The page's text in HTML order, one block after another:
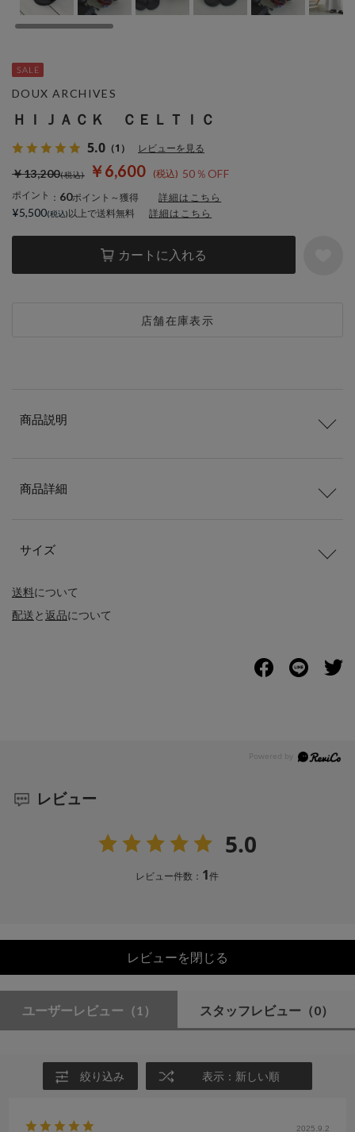
ＨＩＪＡＣＫ ＣＥＬＴＩＣ
5.0 （1） レビューを見る
￥6,600 50％OFF
￥13,200
ポイント ： 60ポイント～獲得 詳細はこちら
カートに入れる
店舗在庫表示
DOUX ARCHIVES
¥5,500 以上で送料無料 詳細はこちら
送料について
配送と返品について
商品説明
商品詳細
サイズ
レビュー
5.0
レビュー件数： 1件
レビューを閉じる
ユーザーレビュー （1） スタッフレビュー （0）
絞り込み 表示：新しい順
2025.9.2